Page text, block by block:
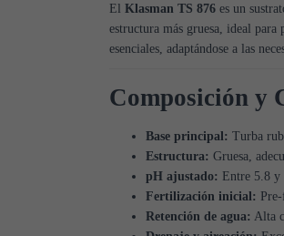
El Klasman TS 876 es un
estructura más gruesa, ideal
esenciales, adaptándose a las
Composición y
Base principal: Turba
Estructura: Gruesa,
pH ajustado: Entre 5.8 y
Fertilización inicial:
Retención de agua: Alta